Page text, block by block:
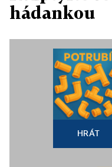
hádankou
HRÁT